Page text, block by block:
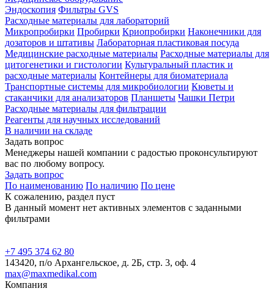
Эндоскопия Фильтры GVS
Расходные материалы для лабораторий
Микропробирки Пробирки Криопробирки Наконечники для
дозаторов и штативы Лабораторная пластиковая посуда
Медицинские расходные материалы Расходные материалы для
цитогенетики и гистологии Культуральный пластик и
расходные материалы Контейнеры для биоматериала
Транспортные системы для микробиологии Кюветы и
стаканчики для анализаторов Планшеты Чашки Петри
Расходные материалы для фильтрации
Реагенты для научных исследований
В наличии на складе
Задать вопрос
Менеджеры нашей компании с радостью проконсультируют
вас по любому вопросу.
Задать вопрос
По наименованию По наличию По цене
К сожалению, раздел пуст
В данный момент нет активных элементов с заданными
фильтрами
+7 495 374 62 80
143420, п/о Архангельское, д. 2Б, стр. 3, оф. 4
max@maxmedikal.com
Компания